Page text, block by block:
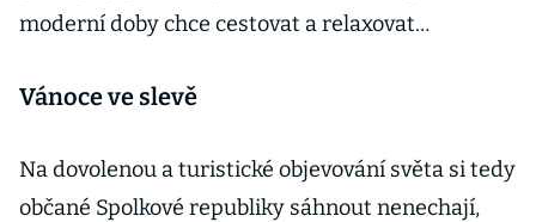
moderní doby chce cestovat a relaxovat…
Vánoce ve slevě
Na dovolenou a turistické objevování světa si tedy
občané Spolkové republiky sáhnout nenechají,